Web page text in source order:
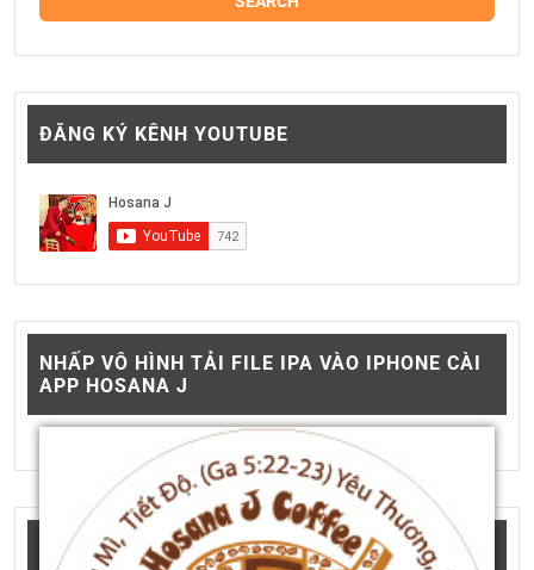
ĐĂNG KÝ KÊNH YOUTUBE
NHẤP VÔ HÌNH TẢI FILE IPA VÀO IPHONE CÀI
APP HOSANA J